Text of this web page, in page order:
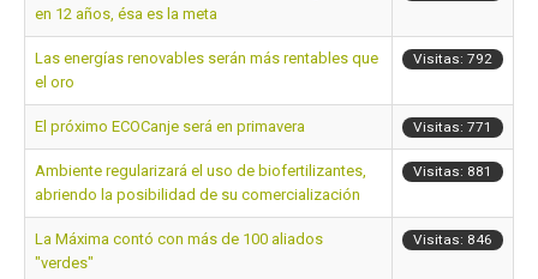
en 12 años, ésa es la meta
Las energías renovables serán más rentables que
el oro
Visitas: 792
El próximo ECOCanje será en primavera Visitas: 771
Ambiente regularizará el uso de biofertilizantes,
abriendo la posibilidad de su comercialización
Visitas: 881
La Máxima contó con más de 100 aliados
"verdes"
Visitas: 846